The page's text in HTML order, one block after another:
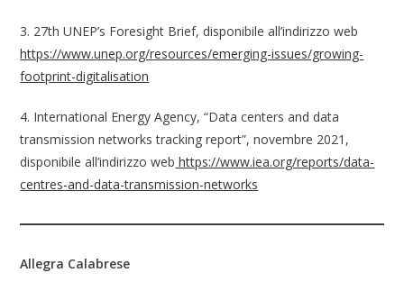
3. 27th UNEP’s Foresight Brief, disponibile all’indirizzo web
https://www.unep.org/resources/emerging-issues/growing-
footprint-digitalisation
4. International Energy Agency, “Data centers and data
transmission networks tracking report”, novembre 2021,
disponibile all’indirizzo web https://www.iea.org/reports/data-
centres-and-data-transmission-networks
Allegra Calabrese